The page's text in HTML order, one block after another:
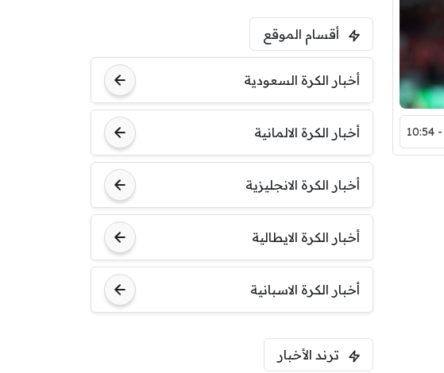
أقسام الموقع
أخبار الكرة السعودية
أخبار الكرة الالمانية
أخبار الكرة الانجليزية
أخبار الكرة الايطالية
أخبار الكرة الاسبانية
ترند الأخبار